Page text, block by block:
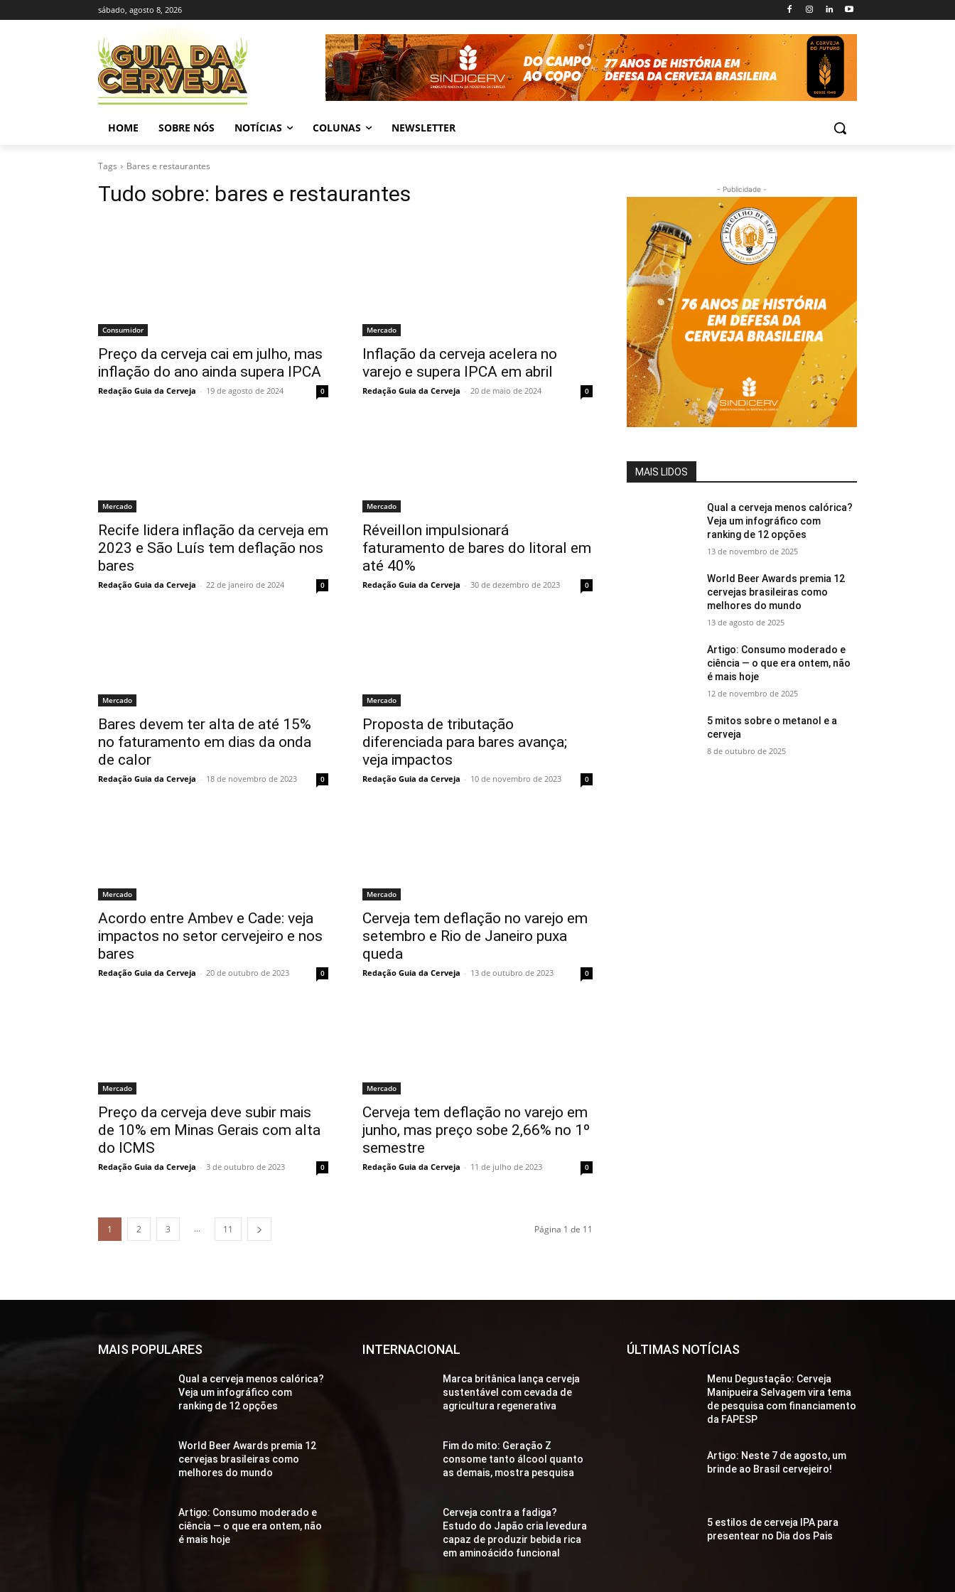
sábado, agosto 8, 2026
HOME SOBRE NÓS NOTÍCIAS COLUNAS NEWSLETTER
Tags Bares e restaurantes
Tudo sobre: bares e restaurantes
Consumidor
Preço da cerveja cai em julho, mas
inflação do ano ainda supera IPCA
Redação Guia da Cerveja - 19 de agosto de 2024 0
Mercado
Inflação da cerveja acelera no
varejo e supera IPCA em abril
Redação Guia da Cerveja - 20 de maio de 2024 0
Mercado
Recife lidera inflação da cerveja em
2023 e São Luís tem deflação nos
bares
Redação Guia da Cerveja - 22 de janeiro de 2024 0
Mercado
Réveillon impulsionará
faturamento de bares do litoral em
até 40%
Redação Guia da Cerveja - 30 de dezembro de 2023 0
Mercado
Bares devem ter alta de até 15%
no faturamento em dias da onda
de calor
Redação Guia da Cerveja - 18 de novembro de 2023 0
Mercado
Proposta de tributação
diferenciada para bares avança;
veja impactos
Redação Guia da Cerveja - 10 de novembro de 2023 0
Mercado
Acordo entre Ambev e Cade: veja
impactos no setor cervejeiro e nos
bares
Redação Guia da Cerveja - 20 de outubro de 2023 0
Mercado
Cerveja tem deflação no varejo em
setembro e Rio de Janeiro puxa
queda
Redação Guia da Cerveja - 13 de outubro de 2023 0
Mercado
Preço da cerveja deve subir mais
de 10% em Minas Gerais com alta
do ICMS
Redação Guia da Cerveja - 3 de outubro de 2023 0
Mercado
Cerveja tem deflação no varejo em
junho, mas preço sobe 2,66% no 1º
semestre
Redação Guia da Cerveja - 11 de julho de 2023 0
1 2 3 ... 11 Página 1 de 11
- Publicidade -
MAIS LIDOS
Qual a cerveja menos calórica?
Veja um infográfico com
ranking de 12 opções
13 de novembro de 2025
World Beer Awards premia 12
cervejas brasileiras como
melhores do mundo
13 de agosto de 2025
Artigo: Consumo moderado e
ciência — o que era ontem, não
é mais hoje
12 de novembro de 2025
5 mitos sobre o metanol e a
cerveja
8 de outubro de 2025
MAIS POPULARES
Qual a cerveja menos calórica?
Veja um infográfico com
ranking de 12 opções
World Beer Awards premia 12
cervejas brasileiras como
melhores do mundo
Artigo: Consumo moderado e
ciência — o que era ontem, não
é mais hoje
INTERNACIONAL
Marca britânica lança cerveja
sustentável com cevada de
agricultura regenerativa
Fim do mito: Geração Z
consome tanto álcool quanto
as demais, mostra pesquisa
Cerveja contra a fadiga?
Estudo do Japão cria levedura
capaz de produzir bebida rica
em aminoácido funcional
ÚLTIMAS NOTÍCIAS
Menu Degustação: Cerveja
Manipueira Selvagem vira tema
de pesquisa com financiamento
da FAPESP
Artigo: Neste 7 de agosto, um
brinde ao Brasil cervejeiro!
5 estilos de cerveja IPA para
presentear no Dia dos Pais